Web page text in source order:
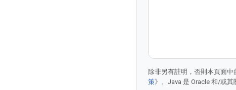
除非另有註明，否則本頁面中
策》。Java 是 Oracle 和/或其